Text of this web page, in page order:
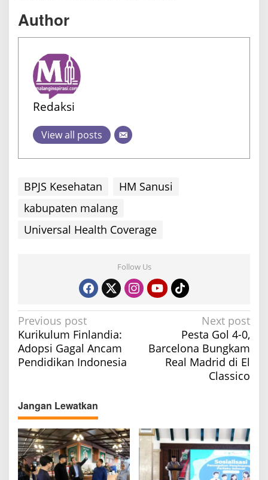
Author
Redaksi
View all posts
BPJS Kesehatan
HM Sanusi
kabupaten malang
Universal Health Coverage
Follow Us
P
o
s
t
a
v
i
g
a
Previous post
Kurikulum Finlandia:
Adopsi Gagal Ancam
Pendidikan Indonesia
Next post
Pesta Gol 4-0,
Barcelona Bungkam
Real Madrid di El
Classico
Jangan Lewatkan